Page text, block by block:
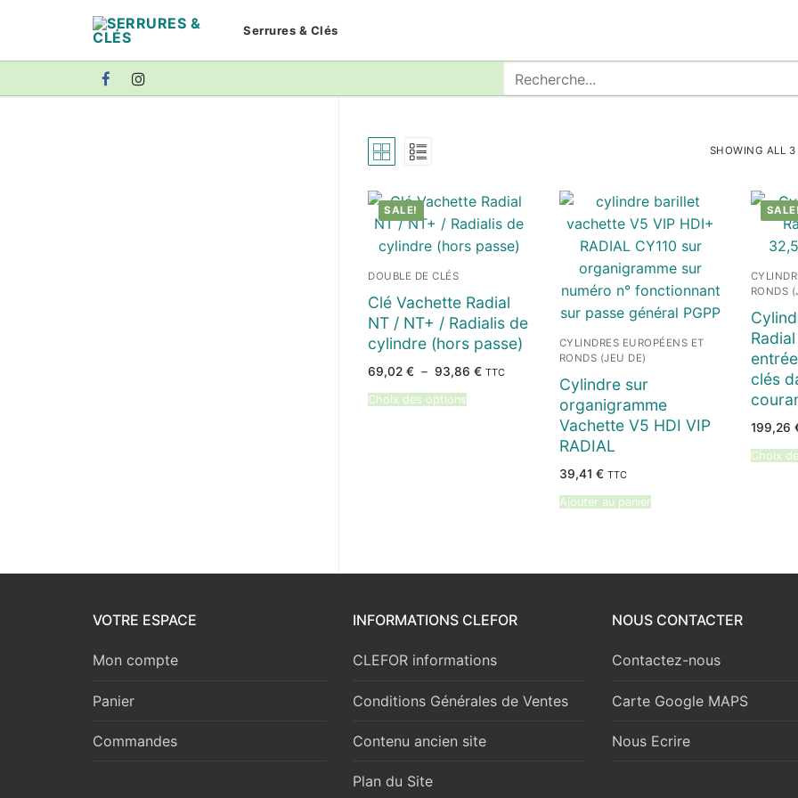
Serrures & Clés
Rechercher
:
SHOWING ALL 3
SALE!
DOUBLE DE CLÉS
Clé Vachette Radial
NT / NT+ / Radialis de
cylindre (hors passe)
69,02 € – 93,86 €Plage
TTC
Choix des options
CYLINDRES EUROPÉENS ET
RONDS (JEU DE)
Cylindre sur
organigramme
Vachette V5 HDI VIP
RADIAL
39,41 € TTC
Ajouter au panier
SALE!
RONDS
clés
199,26
Choix
VOTRE ESPACE
Mon compte
Panier
Commandes
INFORMATIONS CLEFOR
CLEFOR informations
Conditions Générales de Ventes
Contenu ancien site
Plan du Site
NOUS CONTACTER
Contactez-nous
Carte Google MAPS
Nous Ecrire